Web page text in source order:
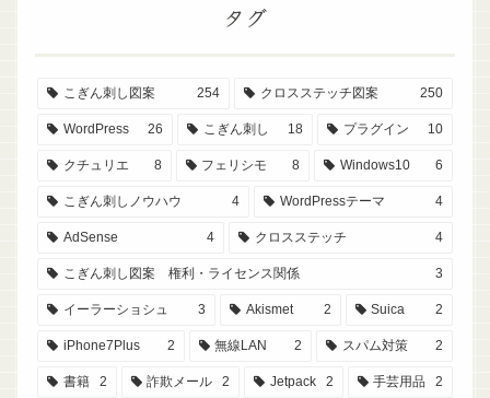
タグ
こぎん刺し図案 254 クロスステッチ図案 250
WordPress 26 こぎん刺し 18 プラグイン 10
クチュリエ 8 フェリシモ 8 Windows10 6
こぎん刺しノウハウ 4 WordPressテーマ 4
AdSense 4 クロスステッチ 4
こぎん刺し図案 権利・ライセンス関係 3
イーラーショシュ 3 Akismet 2 Suica 2
iPhone7Plus 2 無線LAN 2 スパム対策 2
書籍 2 詐欺メール 2 Jetpack 2 手芸用品 2